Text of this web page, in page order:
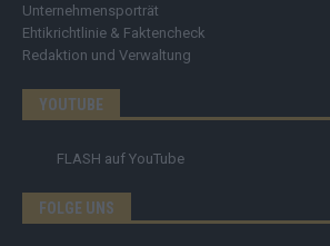
Unternehmensporträt
Ehtikrichtlinie & Faktencheck
Redaktion und Verwaltung
YOUTUBE
FLASH auf YouTube
FOLGE UNS